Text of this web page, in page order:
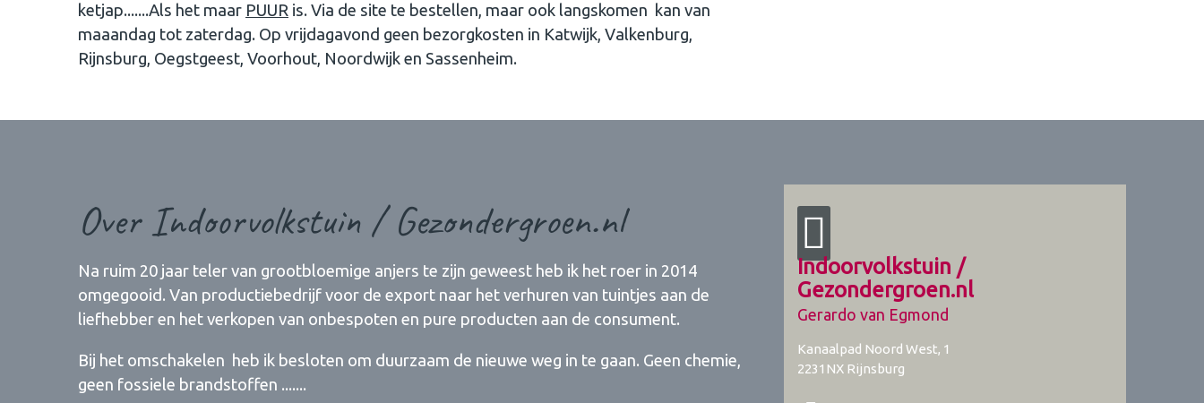
ketjap.......Als het maar PUUR is. Via de site te bestellen, maar ook langskomen kan van
maaandag tot zaterdag. Op vrijdagavond geen bezorgkosten in Katwijk, Valkenburg,
Rijnsburg, Oegstgeest, Voorhout, Noordwijk en Sassenheim.
Over Indoorvolkstuin / Gezondergroen.nl
Na ruim 20 jaar teler van grootbloemige anjers te zijn geweest heb ik het roer in 2014
omgegooid. Van productiebedrijf voor de export naar het verhuren van tuintjes aan de
liefhebber en het verkopen van onbespoten en pure producten aan de consument.
Bij het omschakelen heb ik besloten om duurzaam de nieuwe weg in te gaan. Geen chemie,
geen fossiele brandstoffen .......
Indoorvolkstuin /
Gezondergroen.nl
Gerardo van Egmond
Kanaalpad Noord West, 1
2231NX Rijnsburg